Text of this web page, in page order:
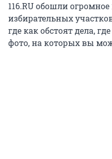
116.RU обошли
избирательных
где как обстоят дела,
фото, на которых вы